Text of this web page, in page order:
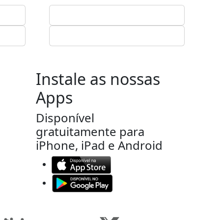
Instale as nossas
Apps
Disponível
gratuitamente para
iPhone, iPad e Android